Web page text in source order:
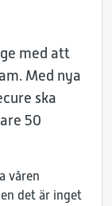
med att
Med nya
ska
50
våren
det är inget